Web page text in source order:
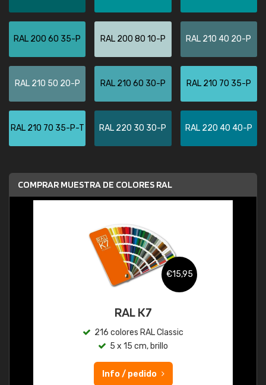
RAL 200 60 35-P RAL 200 80 10-P RAL 210 40 20-P
RAL 210 50 20-P RAL 210 60 30-P RAL 210 70 35-P
RAL 210 70 35-P-T RAL 220 30 30-P RAL 220 40 40-P
COMPRAR MUESTRA DE COLORES RAL
€15,95
RAL K7
216 colores RAL Classic
5 x 15 cm, brillo
Info / pedido